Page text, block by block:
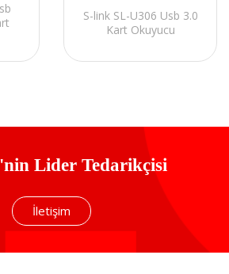
S-link SL-U306 Usb 3.0
Kart Okuyucu
Lider Tedarikçisi
İletişim